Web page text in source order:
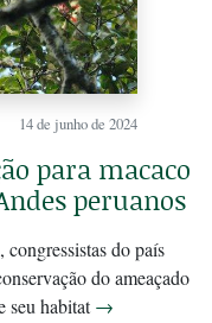
14 de junho de 2024
para macaco
peruanos
do país
do ameaçado
seu habitat→